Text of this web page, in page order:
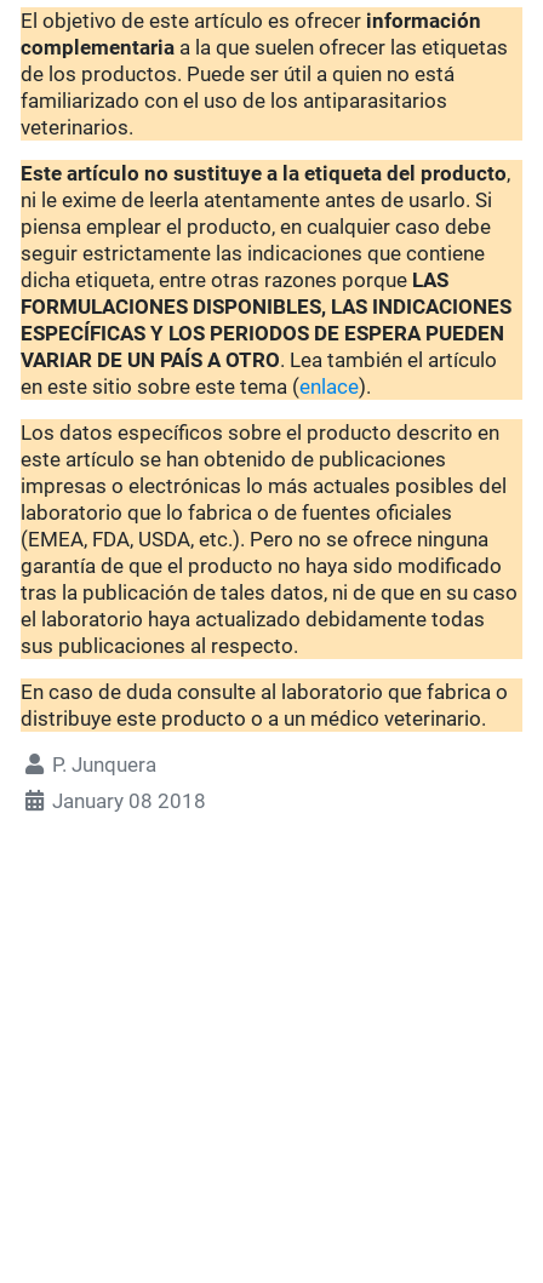
El objetivo de este artículo es ofrecer información
complementaria a la que suelen ofrecer las etiquetas
de los productos. Puede ser útil a quien no está
familiarizado con el uso de los antiparasitarios
veterinarios.
Este artículo no sustituye a la etiqueta del producto,
ni le exime de leerla atentamente antes de usarlo. Si
piensa emplear el producto, en cualquier caso debe
seguir estrictamente las indicaciones que contiene
dicha etiqueta, entre otras razones porque LAS
FORMULACIONES DISPONIBLES, LAS INDICACIONES
ESPECÍFICAS Y LOS PERIODOS DE ESPERA PUEDEN
VARIAR DE UN PAÍS A OTRO. Lea también el artículo
en este sitio sobre este tema (enlace).
Los datos específicos sobre el producto descrito en
este artículo se han obtenido de publicaciones
impresas o electrónicas lo más actuales posibles del
laboratorio que lo fabrica o de fuentes oficiales
(EMEA, FDA, USDA, etc.). Pero no se ofrece ninguna
garantía de que el producto no haya sido modificado
tras la publicación de tales datos, ni de que en su caso
el laboratorio haya actualizado debidamente todas
sus publicaciones al respecto.
En caso de duda consulte al laboratorio que fabrica o
distribuye este producto o a un médico veterinario.
P. Junquera
January 08 2018